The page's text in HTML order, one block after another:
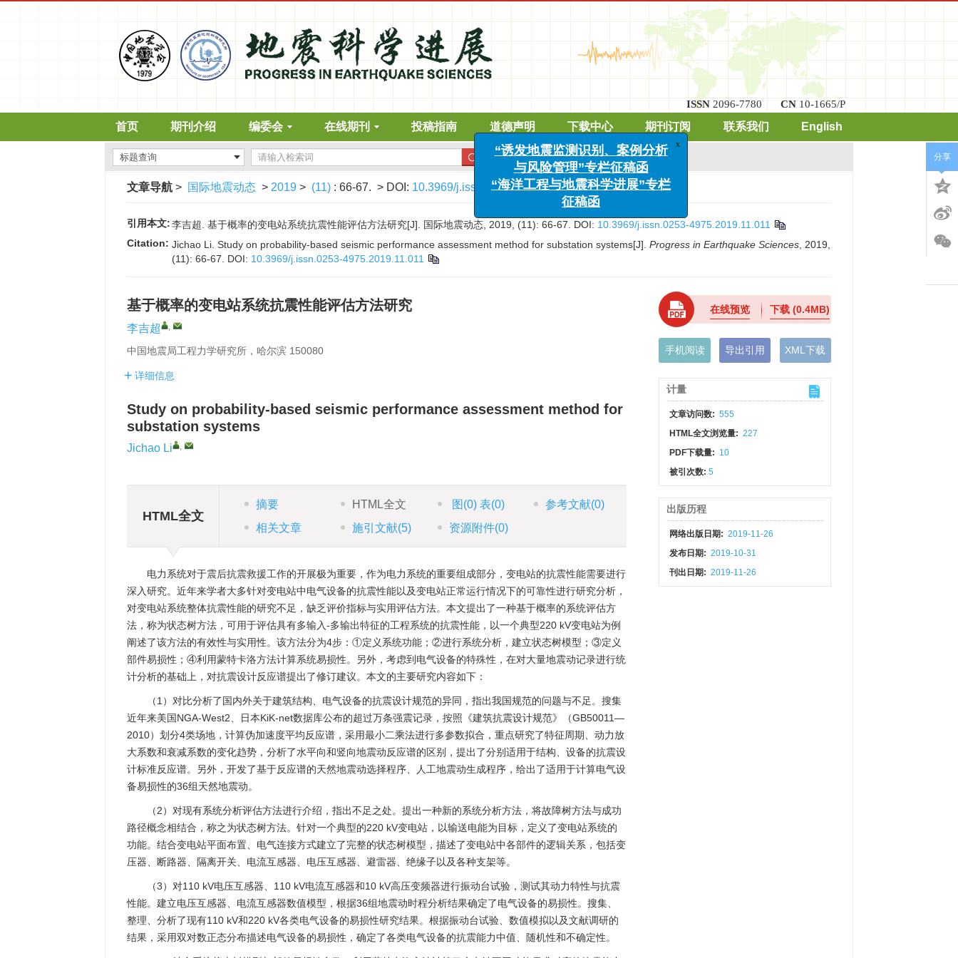
ISSN 2096-7780 CN 10-1665/P
首页 期刊介绍 编委会 在线期刊 投稿指南 道德声明 下载中心 期刊订阅 联系我们 English
高级搜索
文章导航 > 国际地震动态 > 2019 > (11) : 66-67. > DOI: 10.3969/j.issn.0253-4975.2019.11.011
引用本文:李吉超. 基于概率的变电站系统抗震性能评估方法研究[J]. 国际地震动态, 2019, (11): 66-67. DOI: 10.3969/j.issn.0253-4975.2019.11.011
Citation: Jichao Li. Study on probability-based seismic performance assessment method for substation systems[J]. Progress in Earthquake Sciences , 2019,
(11): 66-67. DOI: 10.3969/j.issn.0253-4975.2019.11.011
基于概率的变电站系统抗震性能评估方法研究
李吉超 ,
中国地震局工程力学研究所，哈尔滨 150080
详细信息
Study on probability-based seismic performance assessment method for
substation systems
Jichao Li ,
HTML全文
摘要 HTML全文 图 (0)表(0) 参考文献(0)
相关文章
施引文献(5) 资源附件(0)
电力系统对于震后抗震救援工作的开展极为重要，作为电力系统的重要组成部分，变电站的抗震性能需要进行
深入研究。近年来学者大多针对变电站中电气设备的抗震性能以及变电站正常运行情况下的可靠性进行研究分析，
对变电站系统整体抗震性能的研究不足，缺乏评价指标与实用评估方法。本文提出了一种基于概率的系统评估方
法，称为状态树方法，可用于评估具有多输入-多输出特征的工程系统的抗震性能，以一个典型220 kV变电站为例
阐述了该方法的有效性与实用性。该方法分为4步：①定义系统功能；②进行系统分析，建立状态树模型；③定义
部件易损性；④利用蒙特卡洛方法计算系统易损性。另外，考虑到电气设备的特殊性，在对大量地震动记录进行统
计分析的基础上，对抗震设计反应谱提出了修订建议。本文的主要研究内容如下：
（1）对比分析了国内外关于建筑结构、电气设备的抗震设计规范的异同，指出我国规范的问题与不足。搜集
近年来美国NGA-West2、日本KiK-net数据库公布的超过万条强震记录，按照《建筑抗震设计规范》（GB50011—
2010）划分4类场地，计算伪加速度平均反应谱，采用最小二乘法进行多参数拟合，重点研究了特征周期、动力放
大系数和衰减系数的变化趋势，分析了水平向和竖向地震动反应谱的区别，提出了分别适用于结构、设备的抗震设
计标准反应谱。另外，开发了基于反应谱的天然地震动选择程序、人工地震动生成程序，给出了适用于计算电气设
备易损性的36组天然地震动。
（2）对现有系统分析评估方法进行介绍，指出不足之处。提出一种新的系统分析方法，将故障树方法与成功
路径概念相结合，称之为状态树方法。针对一个典型的220 kV变电站，以输送电能为目标，定义了变电站系统的
功能。结合变电站平面布置、电气连接方式建立了完整的状态树模型，描述了变电站中各部件的逻辑关系，包括变
压器、断路器、隔离开关、电流互感器、电压互感器、避雷器、绝缘子以及各种支架等。
（3）对110 kV电压互感器、110 kV电流互感器和10 kV高压变频器进行振动台试验，测试其动力特性与抗震
性能。建立电压互感器、电流互感器数值模型，根据36组地震动时程分析结果确定了电气设备的易损性。搜集、
整理、分析了现有110 kV和220 kV各类电气设备的易损性研究结果。根据振动台试验、数值模拟以及文献调研的
结果，采用双对数正态分布描述电气设备的易损性，确定了各类电气设备的抗震能力中值、随机性和不确定性。
在线预览 下载(0.4MB)
手机阅读 导出引用 XML下载
计量
文章访问数: 555
HTML全文浏览量: 227
PDF下载量: 10
被引次数:5
出版历程
网络出版日期: 2019-11-26
发布日期: 2019-10-31
刊出日期: 2019-11-26
分享
x
“诱发地震监测识别、案例分析
与风险管理”专栏征稿函
“海洋工程与地震科学进展”专栏
征稿函